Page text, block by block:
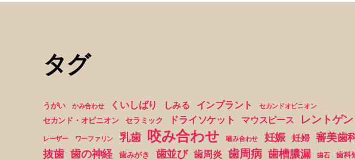
タグ
うがい かみ合わせ くいしばり しみる インプラント セカンドオピニオン
セカンド・オピニオン セラミック ドライソケット マウスピース レントゲン
レーザー ワーファリン 乳歯 咬み合わせ 噛み合わせ 妊娠 妊婦 審美歯
抜歯 歯の神経 歯みがき 歯並び 歯周炎 歯周病 歯槽膿漏 歯石 歯科